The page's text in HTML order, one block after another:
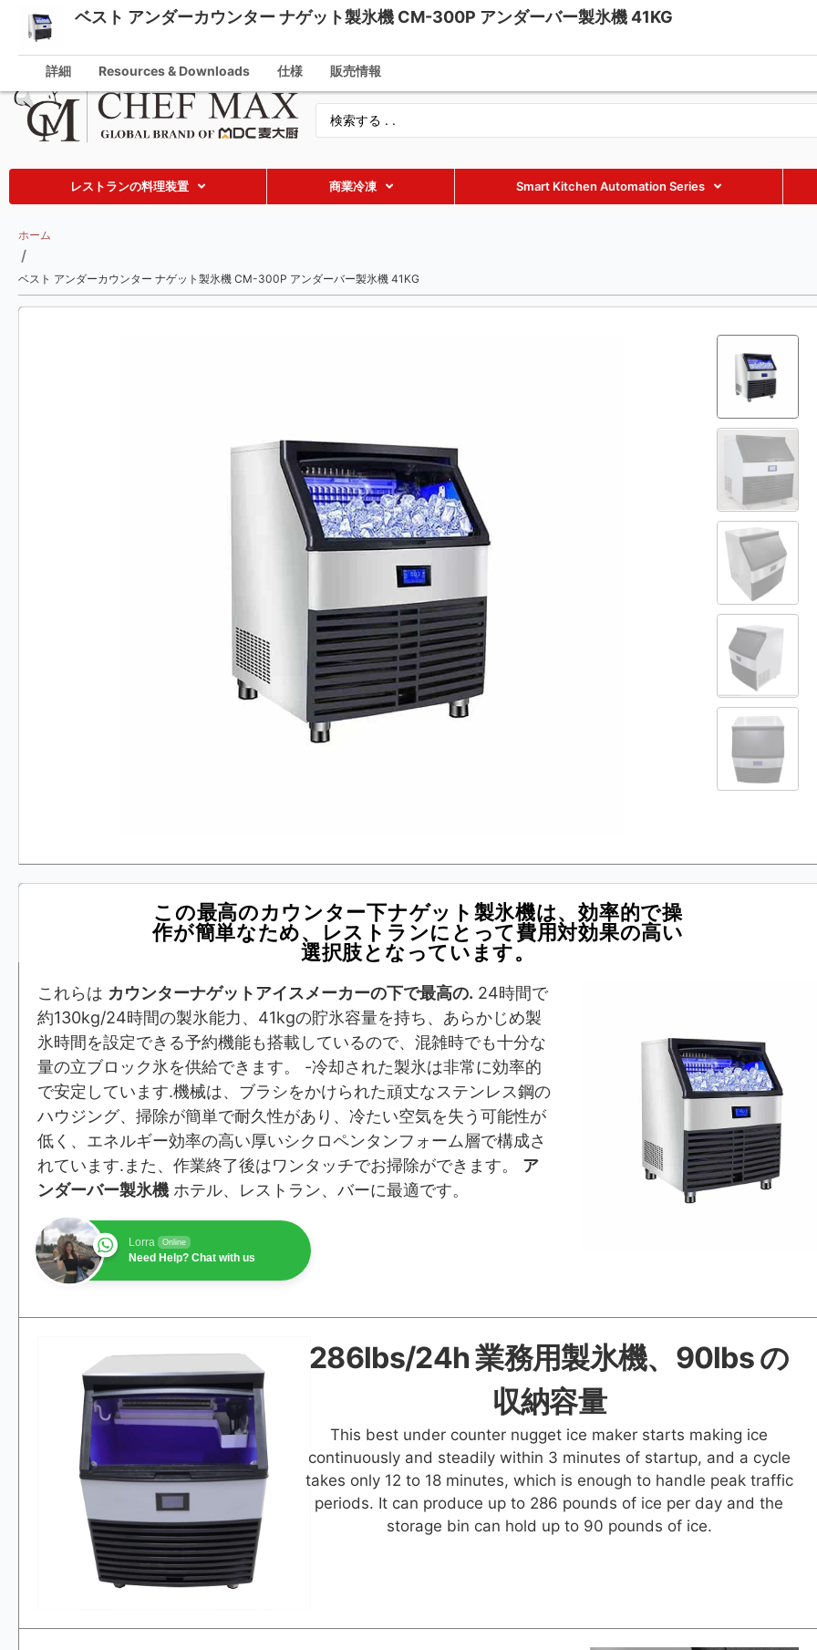
Japanese
English
French
Arabic
Turkish
Thai
info@chefmaxequipment.com +86 18002885238
レストランの料理装置 商業冷凍 Smart Kitchen Automation Series
ホーム
/
ベスト アンダーカウンター ナゲット製氷機 CM-300P アンダーバー製氷機 41KG
この最高のカウンター下ナゲット製氷機は、効率的で操
作が簡単なため、レストランにとって費用対効果の高い
選択肢となっています。
これらは カウンターナゲットアイスメーカーの下で最高の. 24時間で
約130kg/24時間の製氷能力、41kgの貯氷容量を持ち、あらかじめ製
氷時間を設定できる予約機能も搭載しているので、混雑時でも十分な
量の立ブロック氷を供給できます。 -冷却された製氷は非常に効率的
で安定しています.機械は、ブラシをかけられた頑丈なステンレス鋼の
ハウジング、掃除が簡単で耐久性があり、冷たい空気を失う可能性が
低く、エネルギー効率の高い厚いシクロペンタンフォーム層で構成さ
れています.また、作業終了後はワンタッチでお掃除ができます。 ア
ンダーバー製氷機 ホテル、レストラン、バーに最適です。
Lorra Online
Need Help? Chat with us
286lbs/24h 業務用製氷機、90lbs の
収納容量
This best under counter nugget ice maker starts making ice
continuously and steadily within 3 minutes of startup, and a cycle
takes only 12 to 18 minutes, which is enough to handle peak traffic
periods. It can produce up to 286 pounds of ice per day and the
storage bin can hold up to 90 pounds of ice.
ベスト アンダーカウンター ナゲット製氷機 CM-300P アンダーバー製氷機 41KG
詳細 Resources & Downloads 仕様 販売情報